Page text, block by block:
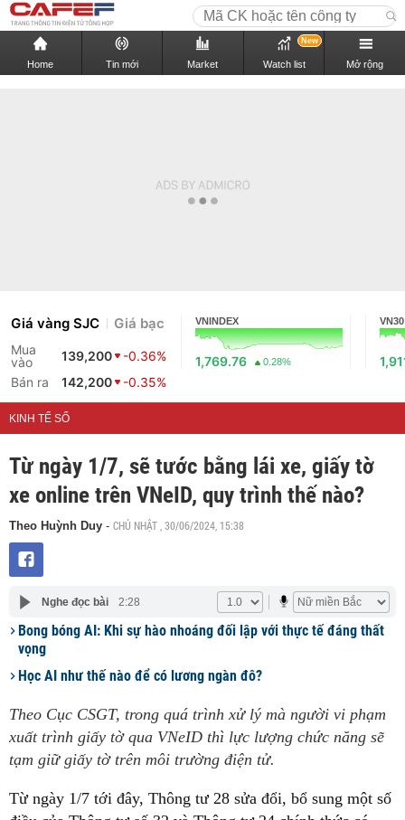
Home Tin mới Market Watch list
New
Mở rộng
Giá vàng SJC Giá bạc
Mua
vào
139,200
-0.36%
Bán ra
142,200 -0.35%
VNINDEX
1,769.76 0.28%
VN30
KINH TẾ SỐ
Từ ngày 1/7, sẽ tước bằng lái xe, giấy tờ
xe online trên VNeID, quy trình thế nào?
Theo Huỳnh Duy - CHỦ NHẬT , 30/06/2024, 15:38
Nghe đọc bài 2:28
Bong bóng AI: Khi sự hào nhoáng đối lập với thực tế đáng thất
vọng
Học AI như thế nào để có lương ngàn đô?
Theo Cục CSGT, trong quá trình xử lý mà người vi phạm
xuất trình giấy tờ qua VNeID thì lực lượng chức năng sẽ
tạm giữ giấy tờ trên môi trường điện tử.
Từ ngày 1/7 tới đây, Thông tư 28 sửa đổi, bổ sung một số